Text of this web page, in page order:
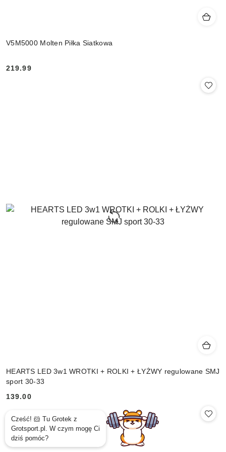
V5M5000 Molten Piłka Siatkowa
Cena:
219.99
HEARTS LED 3w1 WROTKI + ROLKI + ŁYŻWY regulowane SMJ
sport 30-33
Cena:
139.00